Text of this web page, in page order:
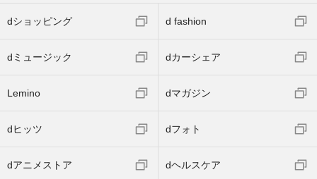
dショッピング d fashion
dミュージック dカーシェア
Lemino dマガジン
dヒッツ dフォト
dアニメストア dヘルスケア